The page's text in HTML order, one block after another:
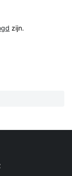
zijn.